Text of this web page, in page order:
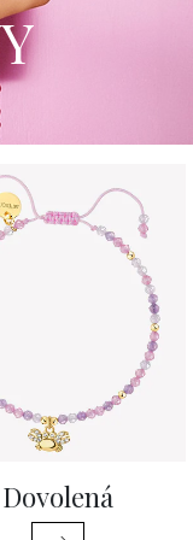
Dovolená